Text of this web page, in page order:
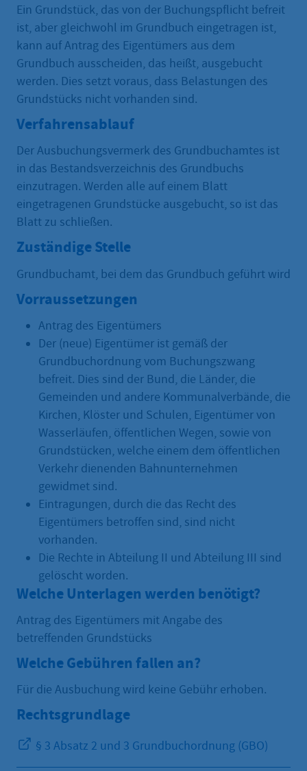
Ein Grundstück, das von der Buchungspflicht befreit
ist, aber gleichwohl im Grundbuch eingetragen ist,
kann auf Antrag des Eigentümers aus dem
Grundbuch ausscheiden, das heißt, ausgebucht
werden. Dies setzt voraus, dass Belastungen des
Grundstücks nicht vorhanden sind.
Verfahrensablauf
Der Ausbuchungsvermerk des Grundbuchamtes ist
in das Bestandsverzeichnis des Grundbuchs
einzutragen. Werden alle auf einem Blatt
eingetragenen Grundstücke ausgebucht, so ist das
Blatt zu schließen.
Zuständige Stelle
Grundbuchamt, bei dem das Grundbuch geführt wird
Vorraussetzungen
Antrag des Eigentümers
Der (neue) Eigentümer ist gemäß der
Grundbuchordnung vom Buchungszwang
befreit. Dies sind der Bund, die Länder, die
Gemeinden und andere Kommunalverbände, die
Kirchen, Klöster und Schulen, Eigentümer von
Wasserläufen, öffentlichen Wegen, sowie von
Grundstücken, welche einem dem öffentlichen
Verkehr dienenden Bahnunternehmen
gewidmet sind.
Eintragungen, durch die das Recht des
Eigentümers betroffen sind, sind nicht
vorhanden.
Die Rechte in Abteilung II und Abteilung III sind
gelöscht worden.
Welche Unterlagen werden benötigt?
Antrag des Eigentümers mit Angabe des
betreffenden Grundstücks
Welche Gebühren fallen an?
Für die Ausbuchung wird keine Gebühr erhoben.
Rechtsgrundlage
§ 3 Absatz 2 und 3 Grundbuchordnung (GBO)